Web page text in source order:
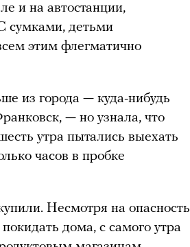
и на автостанции,
сумками, детьми
этим флегматично
из города — куда-нибудь
— но узнала, что
утра пытались выехать
часов в пробке
Несмотря на опасность
дома, с самого утра